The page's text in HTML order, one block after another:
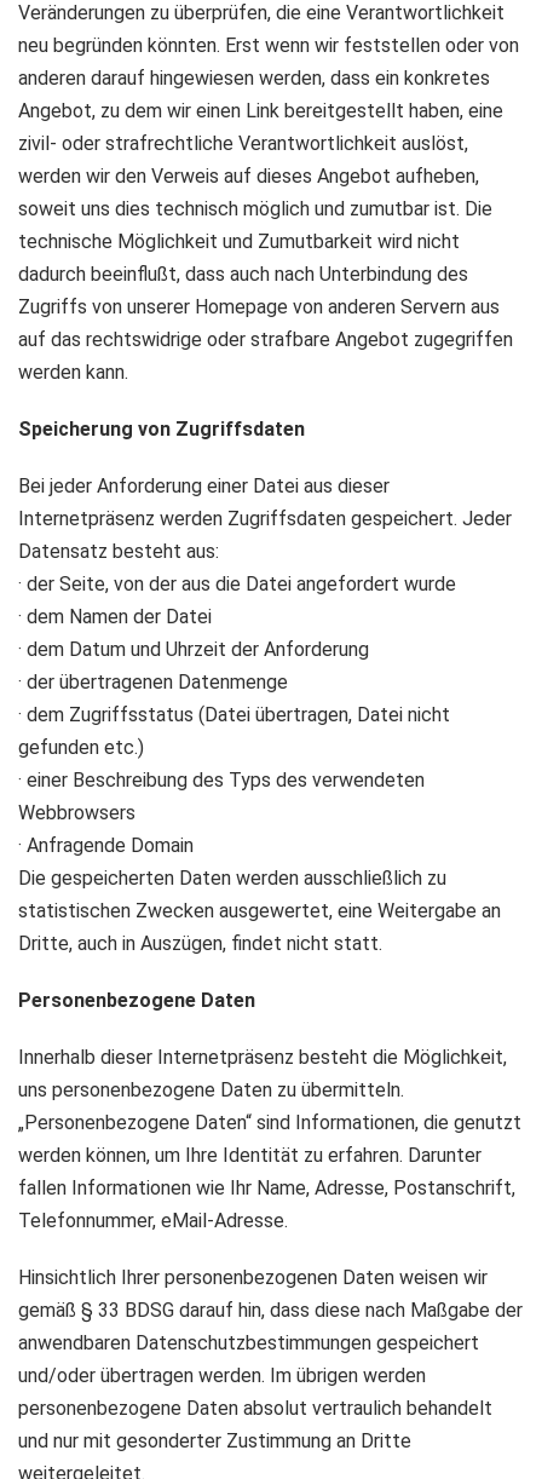
Veränderungen zu überprüfen, die eine Verantwortlichkeit
neu begründen könnten. Erst wenn wir feststellen oder von
anderen darauf hingewiesen werden, dass ein konkretes
Angebot, zu dem wir einen Link bereitgestellt haben, eine
zivil- oder strafrechtliche Verantwortlichkeit auslöst,
werden wir den Verweis auf dieses Angebot aufheben,
soweit uns dies technisch möglich und zumutbar ist. Die
technische Möglichkeit und Zumutbarkeit wird nicht
dadurch beeinflußt, dass auch nach Unterbindung des
Zugriffs von unserer Homepage von anderen Servern aus
auf das rechtswidrige oder strafbare Angebot zugegriffen
werden kann.
Speicherung von Zugriffsdaten
Bei jeder Anforderung einer Datei aus dieser
Internetpräsenz werden Zugriffsdaten gespeichert. Jeder
Datensatz besteht aus:
· der Seite, von der aus die Datei angefordert wurde
· dem Namen der Datei
· dem Datum und Uhrzeit der Anforderung
· der übertragenen Datenmenge
· dem Zugriffsstatus (Datei übertragen, Datei nicht
gefunden etc.)
· einer Beschreibung des Typs des verwendeten
Webbrowsers
· Anfragende Domain
Die gespeicherten Daten werden ausschließlich zu
statistischen Zwecken ausgewertet, eine Weitergabe an
Dritte, auch in Auszügen, findet nicht statt.
Personenbezogene Daten
Innerhalb dieser Internetpräsenz besteht die Möglichkeit,
uns personenbezogene Daten zu übermitteln.
„Personenbezogene Daten“ sind Informationen, die genutzt
werden können, um Ihre Identität zu erfahren. Darunter
fallen Informationen wie Ihr Name, Adresse, Postanschrift,
Telefonnummer, eMail-Adresse.
Hinsichtlich Ihrer personenbezogenen Daten weisen wir
gemäß § 33 BDSG darauf hin, dass diese nach Maßgabe der
anwendbaren Datenschutzbestimmungen gespeichert
und/oder übertragen werden. Im übrigen werden
personenbezogene Daten absolut vertraulich behandelt
und nur mit gesonderter Zustimmung an Dritte
weitergeleitet.